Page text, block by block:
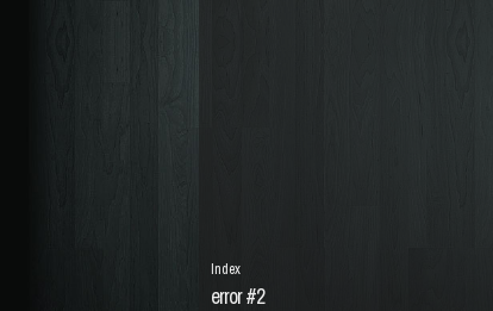
error #2
Index